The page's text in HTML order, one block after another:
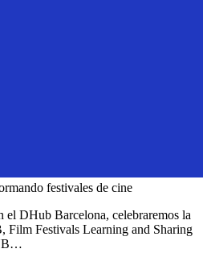
festivales de cine
el DHub Barcelona, celebraremos la
Film Festivals Learning and Sharing